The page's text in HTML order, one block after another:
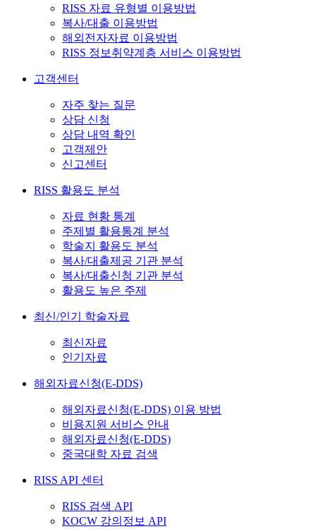
RISS 자료 유형별 이용방법
복사/대출 이용방법
해외전자자료 이용방법
RISS 정보취약계층 서비스 이용방법
고객센터
자주 찾는 질문
상담 신청
상담 내역 확인
고객제안
신고센터
RISS 활용도 분석
자료 현황 통계
주제별 활용통계 분석
학술지 활용도 분석
복사/대출제공 기관 분석
복사/대출신청 기관 분석
활용도 높은 주제
최신/인기 학술자료
최신자료
인기자료
해외자료신청(E-DDS)
해외자료신청(E-DDS) 이용 방법
비용지원 서비스 안내
해외자료신청(E-DDS)
중국대학 자료 검색
RISS API 센터
RISS 검색 API
KOCW 강의정보 API